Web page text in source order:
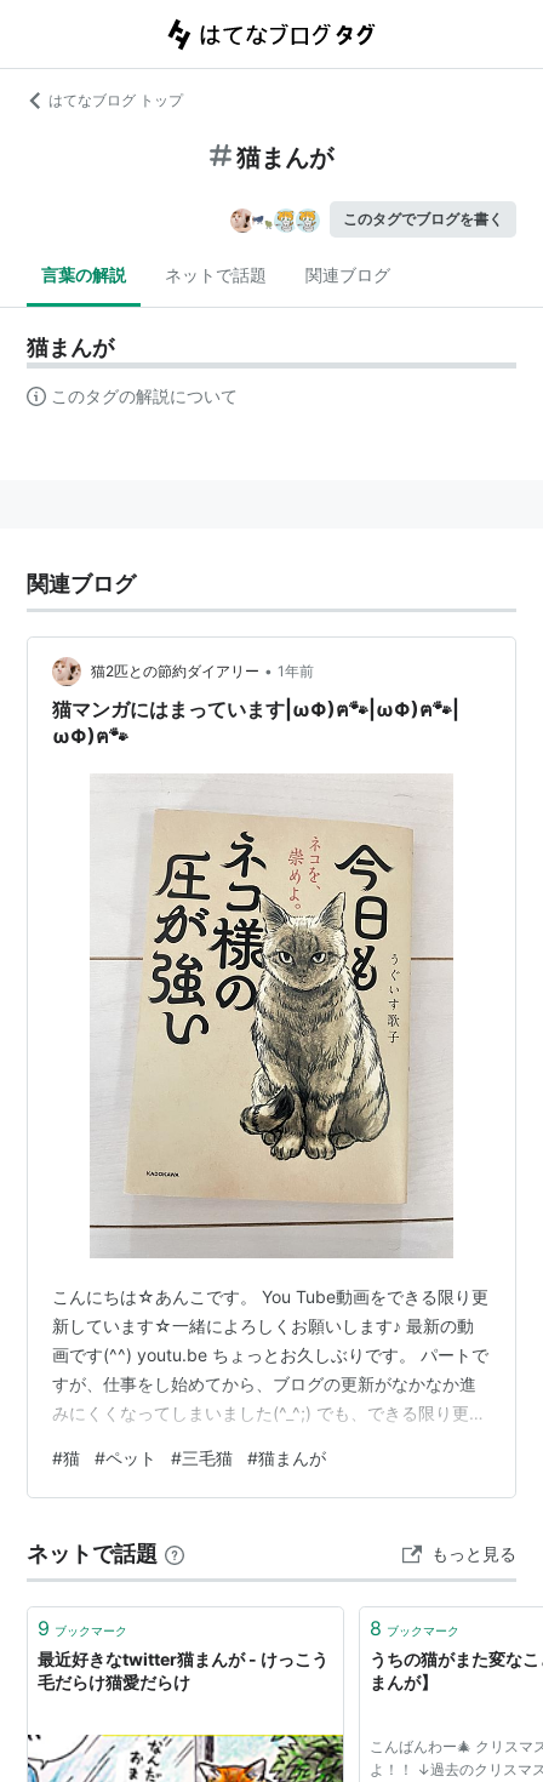
はてなブログ トップ
猫まんが
このタグでブログを書く
言葉の解説 ネットで話題 関連ブログ
猫まんが
このタグの解説について
関連ブログ
猫2匹との節約ダイアリー • 1年前
猫マンガにはまっています|ωΦ)ฅ🐾|ωΦ)ฅ🐾|
ωΦ)ฅ🐾
こんにちは☆あんこです。 You Tube動画をできる限り更
新しています☆一緒によろしくお願いします♪ 最新の動
画です(^^) youtu.be ちょっとお久しぶりです。 パートで
すが、仕事をし始めてから、ブログの更新がなかなか進
みにくくなってしまいました(^_^;) でも、できる限り更新
いいたします<(_ _)> 気を取り直して・・・ 最近、私がは
まっているのは、「猫まんが」です☆ コミックエッセイ
イチオシなのがこれです！ 今日もネコ様の圧が強い 「人
間は我々ネコ族に、「様」をつけて呼べ…
#猫 #ペット #三毛猫 #猫まんが
ネットで話題 もっと見る
9 ブックマーク
最近好きなtwitter猫まんが - けっこう
毛だらけ猫愛だらけ
8 ブックマーク
うちの猫がまた変な
まんが】
こんばんわー🎄 クリスマ
よ！！ ↓過去のクリスマ